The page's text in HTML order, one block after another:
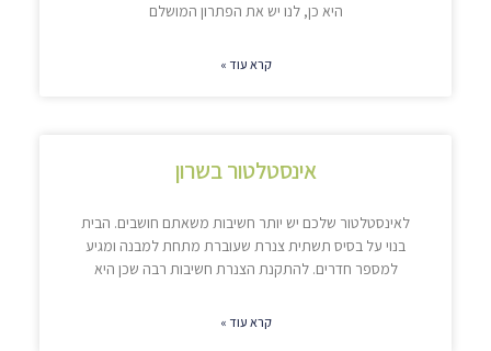
היא כן, לנו יש את הפתרון המושלם
קרא עוד »
אינסטלטור בשרון
לאינסטלטור שלכם יש יותר חשיבות משאתם חושבים. הבית
בנוי על בסיס תשתית צנרת שעוברת מתחת למבנה ומגיע
למספר חדרים. להתקנת הצנרת חשיבות רבה שכן היא
קרא עוד »